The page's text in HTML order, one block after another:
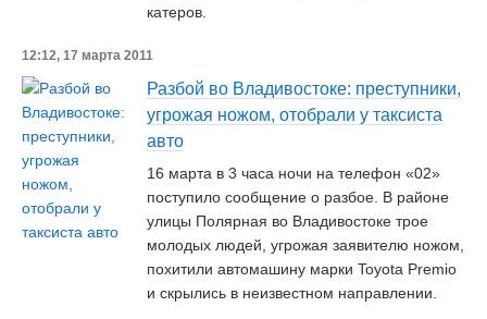
катеров.
12:12, 17 марта 2011
Разбой во Владивостоке: преступники,
угрожая ножом, отобрали у таксиста
авто
16 марта в 3 часа ночи на телефон «02»
поступило сообщение о разбое. В районе
улицы Полярная во Владивостоке трое
молодых людей, угрожая заявителю ножом,
похитили автомашину марки Toyota Premio
и скрылись в неизвестном направлении.